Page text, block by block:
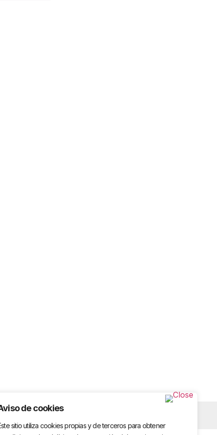
de cookies
sitio utiliza cookies propias y de terceros para obtener